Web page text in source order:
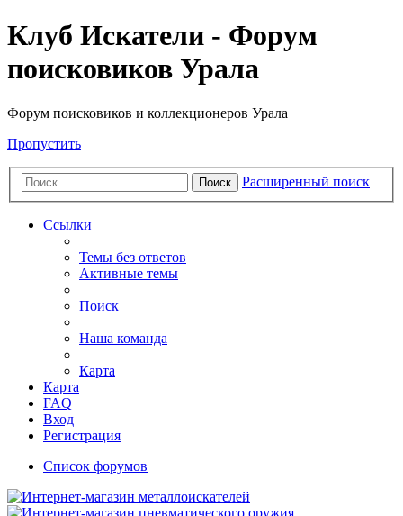
Клуб Искатели - Форум
поисковиков Урала
Форум поисковиков и коллекционеров Урала
Пропустить
Поиск Расширенный поиск
Ссылки
Темы без ответов
Активные темы
Поиск
Наша команда
Карта
Карта
FAQ
Вход
Регистрация
Список форумов